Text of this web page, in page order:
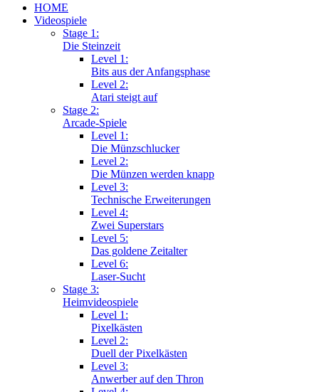
HOME
Videospiele
Stage 1:
Die Steinzeit
Level 1:
Bits aus der Anfangsphase
Level 2:
Atari steigt auf
Stage 2:
Arcade-Spiele
Level 1:
Die Münzschlucker
Level 2:
Die Münzen werden knapp
Level 3:
Technische Erweiterungen
Level 4:
Zwei Superstars
Level 5:
Das goldene Zeitalter
Level 6:
Laser-Sucht
Stage 3:
Heimvideospiele
Level 1:
Pixelkästen
Level 2:
Duell der Pixelkästen
Level 3:
Anwerber auf den Thron